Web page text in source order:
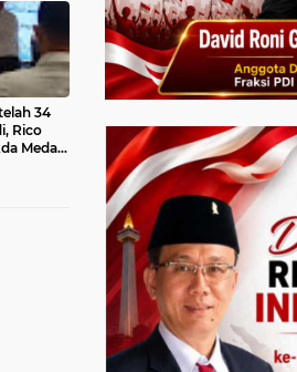
34
Rico
Medan